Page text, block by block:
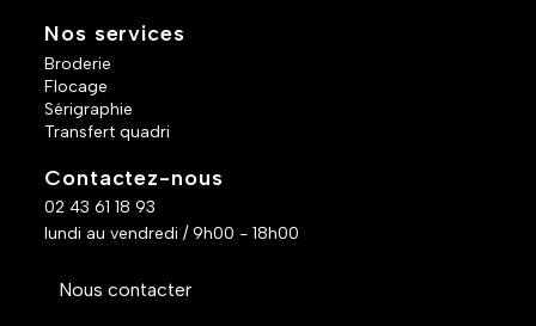
Nos services
Broderie
Flocage
Sérigraphie
Transfert quadri
Contactez-nous
02 43 61 18 93
lundi au vendredi / 9h00 - 18h00
Nous contacter